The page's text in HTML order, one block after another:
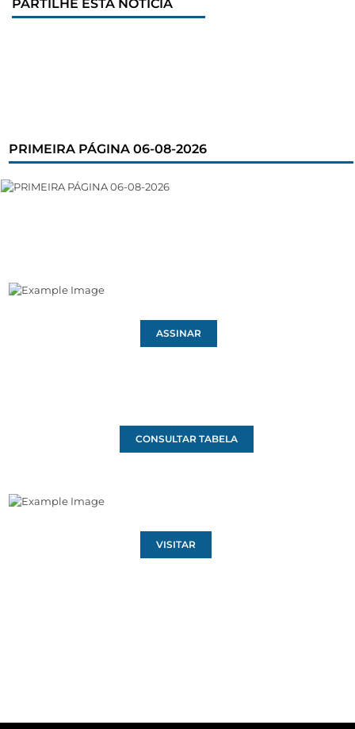
PARTILHE ESTA NOTÍCIA
PRIMEIRA PÁGINA 06-08-2026
ASSINAR
CONSULTAR TABELA
VISITAR